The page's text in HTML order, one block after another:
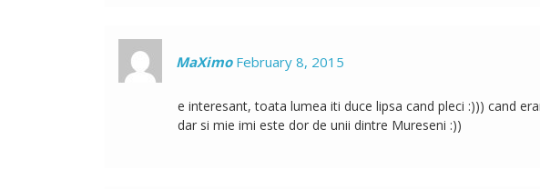
MaXimo February 8, 2015
e interesant, toata lumea iti duce lipsa cand pleci :))) cand
dar si mie imi este dor de unii dintre Mureseni :))